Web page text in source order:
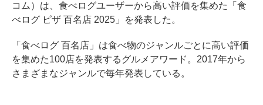
コム）は、食べログユーザーから高い評価を集めた「食
べログ ピザ 百名店 2025」を発表した。
「食べログ 百名店」は食べ物のジャンルごとに高い評価
を集めた100店を発表するグルメアワード。2017年から
さまざまなジャンルで毎年発表している。